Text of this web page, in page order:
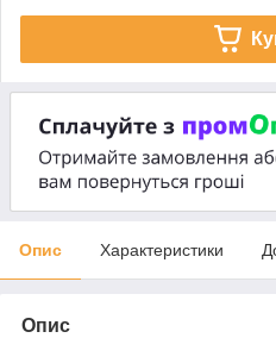
Опис Характеристики
Опис